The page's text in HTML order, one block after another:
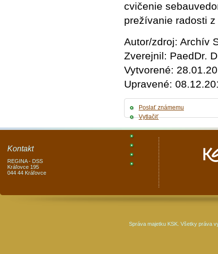
cvičenie
prežívanie radosti z
Autor/zdroj: Archív
Zverejnil: PaedDr.
Vytvorené:
Upravené:
Poslať známemu
Vytlačiť
Kontakt
REGINA - DSS
Kráľovce 195
044 44 Kráľovce
Správa majetku KSK. Všetky práva